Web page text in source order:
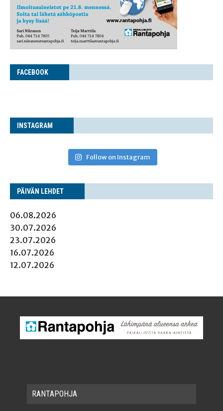
FACE­BOOK
INS­TA­GRAM
Follow on Instagram
PÄI­VÄN LEHDET
06.08.2026
30.07.2026
23.07.2026
16.07.2026
12.07.2026
RAN­TA­POH­JA